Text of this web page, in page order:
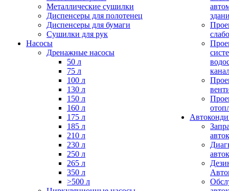
Металлические сушилки
Диспенсеры для полотенец
Диспенсеры для бумаги
Сушилки для рук
Насосы
Дренажные насосы
50 л
75 л
100 л
130 л
150 л
160 л
175 л
185 л
210 л
230 л
250 л
265 л
350 л
>500 л